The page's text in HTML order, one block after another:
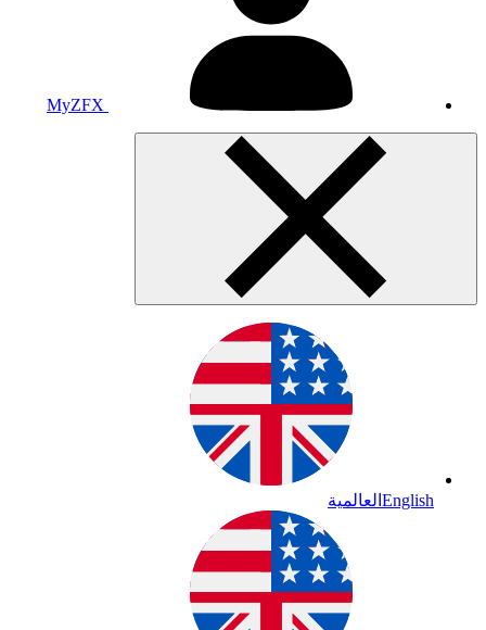
MyZFX
English العالمية